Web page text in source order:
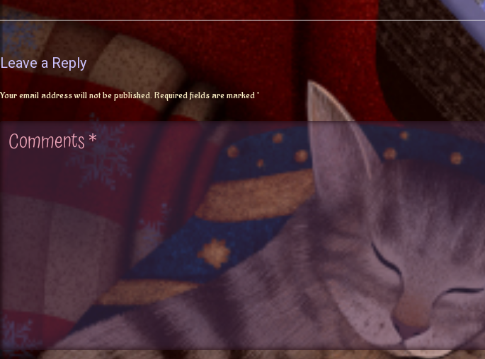
Leave a Reply
Your email address will not be published. Required fields are marked*